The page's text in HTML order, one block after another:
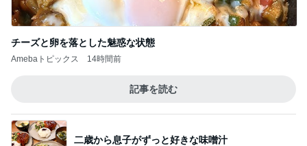
チーズと卵を落とした魅惑な状態
Amebaトピックス 14時間前
記事を読む
二歳から息子がずっと好きな味噌汁